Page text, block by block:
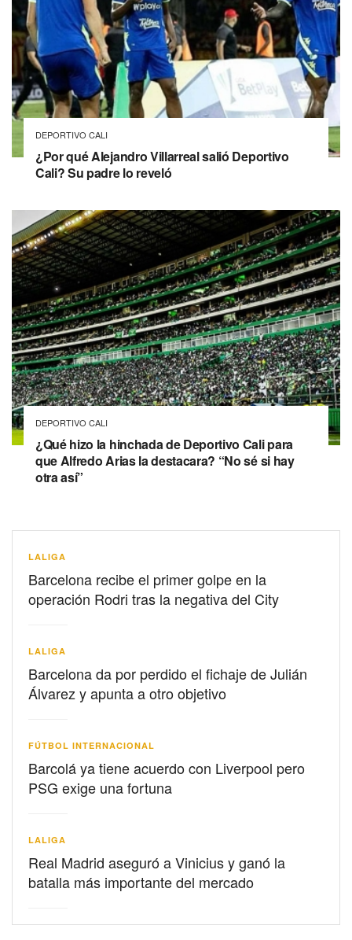
DEPORTIVO CALI
¿Por qué Alejandro Villarreal salió Deportivo
Cali? Su padre lo reveló
DEPORTIVO CALI
¿Qué hizo la hinchada de Deportivo Cali para
que Alfredo Arias la destacara? “No sé si hay
otra así”
LALIGA
Barcelona recibe el primer golpe en la
operación Rodri tras la negativa del City
LALIGA
Barcelona da por perdido el fichaje de Julián
Álvarez y apunta a otro objetivo
FÚTBOL INTERNACIONAL
Barcolá ya tiene acuerdo con Liverpool pero
PSG exige una fortuna
LALIGA
Real Madrid aseguró a Vinicius y ganó la
batalla más importante del mercado